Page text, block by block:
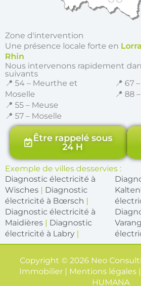
Zone d'intervention
Une présence locale forte en
Rhin
Nous intervenons rapidement
suivants
📍 54 – Meurthe et
Moselle
📍 55 – Meuse
📍 57 – Moselle
📍 67
📍 88
Être rappelé sous
24 H
Exemple de villes desservies :
Diagnostic électricité à
Wisches | Diagnostic
électricité à Bœrsch |
Diagnostic électricité à
Maidières | Diagnostic
électricité à Labry |
Copyright © 2026 Neo
Immobilier | Mentions légales
HUMANA